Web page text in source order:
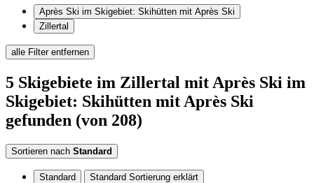
Après Ski im Skigebiet: Skihütten mit Après Ski
Zillertal
alle Filter entfernen
5 Skigebiete im Zillertal mit Après Ski im
Skigebiet: Skihütten mit Après Ski
gefunden (von 208)
Sortieren nach Standard
Standard Standard Sortierung erklärt